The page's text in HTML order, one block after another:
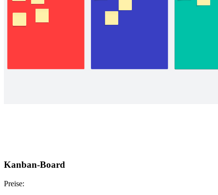
Kanban-Board
Preise: